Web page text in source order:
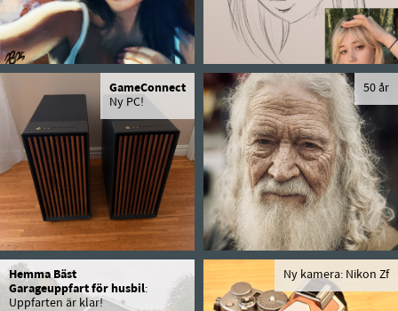
GameConnect
Ny PC!
50 år
Hemma Bäst
Garageuppfart för husbil:
Uppfarten är klar!
Ny kamera: Nikon Zf